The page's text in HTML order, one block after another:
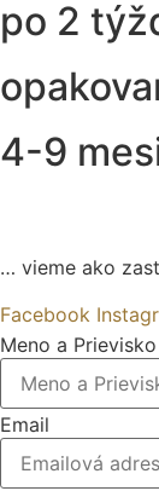
po 2
4-9
… vieme ako
Facebook
Meno a Prievisko
Email